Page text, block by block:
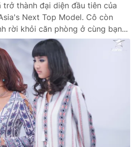
trở thành đại diện đầu tiên của
Next Top Model. Cô còn
rời khỏi căn phòng ở cùng bạn...